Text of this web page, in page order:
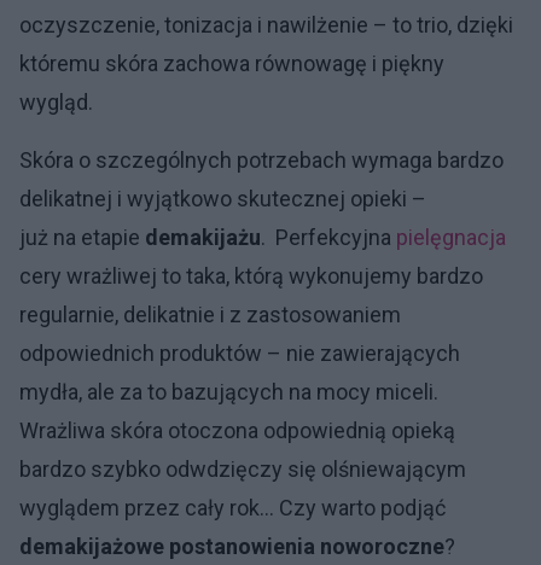
oczyszczenie, tonizacja i nawilżenie – to trio, dzięki
któremu skóra zachowa równowagę i piękny
wygląd.
Skóra o szczególnych potrzebach wymaga bardzo
delikatnej i wyjątkowo skutecznej opieki –
już na etapie demakijażu. Perfekcyjna pielęgnacja
cery wrażliwej to taka, którą wykonujemy bardzo
regularnie, delikatnie i z zastosowaniem
odpowiednich produktów – nie zawierających
mydła, ale za to bazujących na mocy miceli.
Wrażliwa skóra otoczona odpowiednią opieką
bardzo szybko odwdzięczy się olśniewającym
wyglądem przez cały rok… Czy warto podjąć
demakijażowe postanowienia noworoczne?